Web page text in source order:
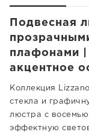
Подвесная
плафонами |
акцентное
Коллекция
стекла и
люстра с восемью
эффектную